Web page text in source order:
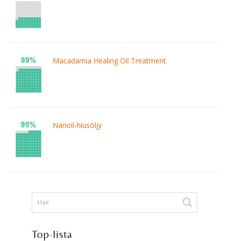
Macadamia Healing Oil Treatment
Nanoil-hiusöljy
Top-lista